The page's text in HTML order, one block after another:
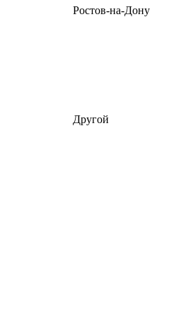
Ростов-на-Дону
Другой